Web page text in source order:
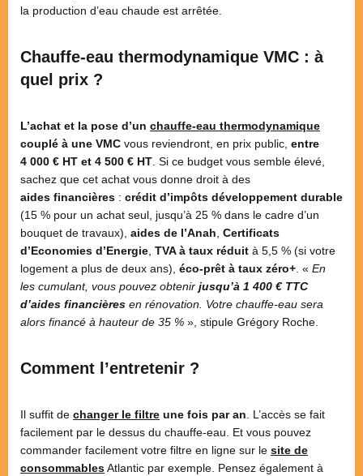
la production d’eau chaude est arrêtée.
Chauffe-eau thermodynamique VMC : à
quel prix ?
L’achat et la pose d’un chauffe-eau thermodynamique
couplé à une VMC vous reviendront, en prix public, entre
4 000 € HT et 4 500 € HT . Si ce budget vous semble élevé,
sachez que cet achat vous donne droit à des
aides financières : crédit d’impôts développement durable
(15 % pour un achat seul, jusqu’à 25 % dans le cadre d’un
bouquet de travaux), aides de l’Anah Certificats
d’Economies d’Energie TVA à taux réduit à 5,5 % (si votre
logement a plus de deux ans), éco-prêt à taux zéro+ . « En
les cumulant, vous pouvez obtenir jusqu’à 1 400 € TTC
d’aides financières en rénovation. Votre chauffe-eau sera
alors financé à hauteur de 35 % », stipule Grégory Roche.
Comment l’entretenir ?
Il suffit de changer le filtre une fois par an . L’accès se fait
facilement par le dessus du chauffe-eau. Et vous pouvez
commander facilement votre filtre en ligne sur le site de
consommablesAtlantic par exemple. Pensez également à